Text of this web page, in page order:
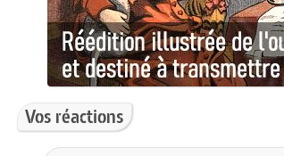
Vos réactions